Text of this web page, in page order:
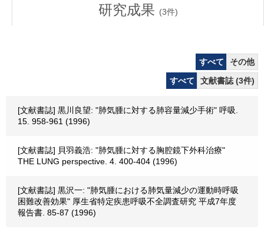
研究成果 (3件)
すべて
その他
すべて
文献書誌 (3件)
[文献書誌] 黒川良望: "肺気腫に対する肺容量減少手術" 呼吸.
15. 958-961 (1996)
[文献書誌] 貝羽義浩: "肺気腫に対する胸腔鏡下外科治療"
THE LUNG perspective. 4. 400-404 (1996)
[文献書誌] 黒沢一: "肺気腫における肺気量減少の運動時呼吸
困難改善効果" 厚生省特定疾患呼吸不全調査研究 平成7年度
報告書. 85-87 (1996)